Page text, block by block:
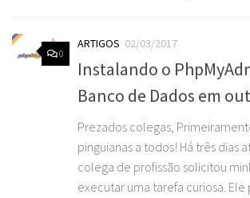
0
ARTIGOS 02/03/2017
Instalando o
Banco de Dados em
Prezados colegas,
pinguianas a todos! Há três dias
colega de profissão solicitou
executar uma tarefa curiosa. Ele